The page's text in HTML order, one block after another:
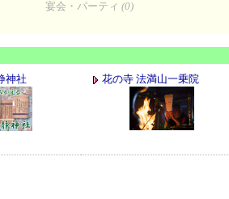
宴会・パーティ (0)
神社 花の寺 法満山一乗院